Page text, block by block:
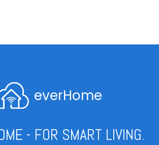
everHome
- FOR SMART LIVING.